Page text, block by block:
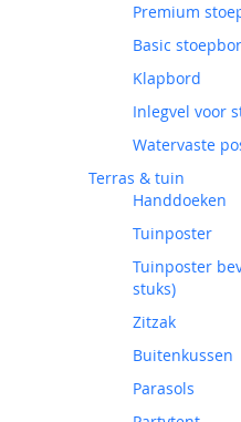
Premium
Basic
Klapbord
Inlegvel voor
Watervaste
Terras & tuin
Handdoeken
Tuinposter
Tuinposter
stuks)
Zitzak
Buitenkussen
Parasols